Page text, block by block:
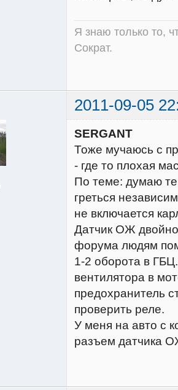
Я знаю только то,
Сократ.
2011-09-05
SERGANT
Тоже мучаюсь с
- где то плохая
По теме: думаю
греться
не включается
Датчик ОЖ
форума людям
1-2 оборота в
вентилятора в
предохранитель
проверить реле.
У меня на авто с
разъем датчика